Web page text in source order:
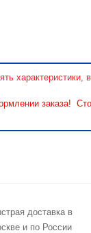
характеристики,
заказа!
доставка в
и по России